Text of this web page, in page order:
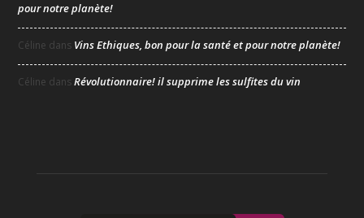
pour notre planète!
Céline dans Vins Ethiques, bon pour la santé et pour notre planète!
Céline dansRévolutionnaire! il supprime les sulfites du vin